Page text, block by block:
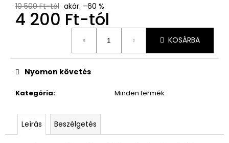
10 500 Ft-tól akár: –60 %
4 200 Ft-tól
KOSÁRBA
Kategória: Minden termék
Nyomon követés
Leírás Beszélgetés